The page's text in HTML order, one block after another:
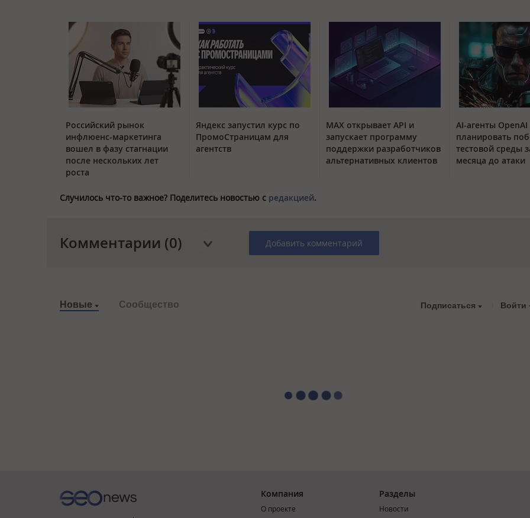
Российский рынок
инфлюенс-маркетинга
вошел в фазу стагнации
после нескольких лет
роста
Яндекс запустил курс по
ПромоСтраницам для
агентств
MAX открывает API и
запускает программу
поддержки разработчиков
альтернативных клиентов
AI-агенты
планировать
тестовой среды
месяца до атаки
Случилось что-то важное? Поделитесь новостью с редакцией.
Комментарии (0) Добавить комментарий
Новые Сообщество Подписаться Войти
Компания
О проекте
Разделы
Новости